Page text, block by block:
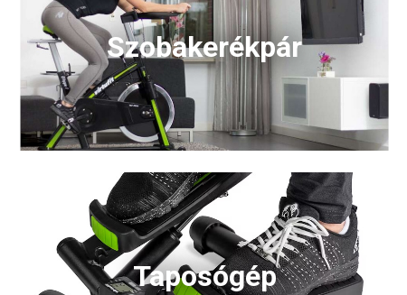
Szobakerékpár
Taposógép